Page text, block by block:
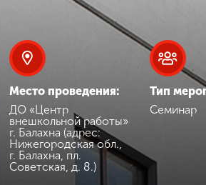
Место проведения:
ДО «Центр
внешкольной работы»
г. Балахна (адрес:
Нижегородская обл.,
г. Балахна, пл.
Советская, д. 8.)
Тип
Семинар